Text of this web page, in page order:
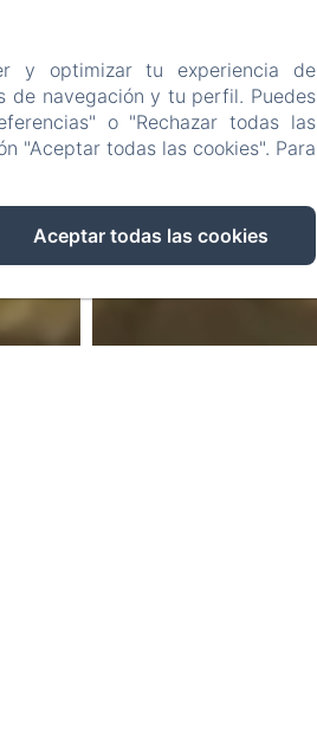
y optimizar tu experiencia de
de navegación y tu perfil. Puedes
o "Rechazar todas las
"Aceptar todas las cookies". Para
Aceptar todas las cookies